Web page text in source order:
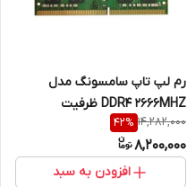
رم لپ تاپ سامسونگ مدل
DDR4 2666MHZ ظرفیت
8گیگابایت
14,282,000
42%
8,200,000
افزودن به سبد